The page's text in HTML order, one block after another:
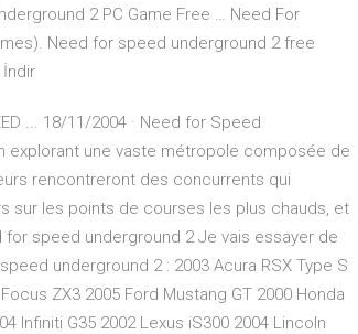
2 PC Game Free … Need For
Need for speed underground 2 free
... 18/11/2004 · Need for Speed
explorant une vaste métropole composée de
rencontreront des concurrents qui
sur les points de courses les plus chauds, et
speed underground 2 Je vais essayer de
underground 2 : 2003 Acura RSX Type S
ZX3 2005 Ford Mustang GT 2000 Honda
Infiniti G35 2002 Lexus iS300 2004 Lincoln